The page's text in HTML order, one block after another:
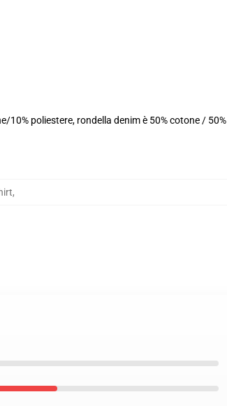
10% poliestere, rondella denim è 50% cotone / 50%
,